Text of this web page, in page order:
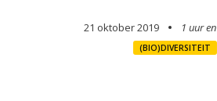
21 oktober 2019 1 uur en
(BIO)DIVERSITEIT